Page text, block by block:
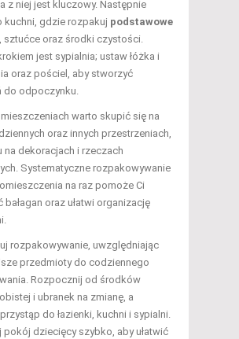
z niej jest kluczowy. Następnie
kuchni, gdzie rozpakuj podstawowe
, sztućce oraz środki czystości.
jest sypialnia; ustaw łóżka i
oraz pościel, aby stworzyć
do odpoczynku.
warto skupić się na
oraz innych przestrzeniach,
na dekoracjach i rzeczach
Systematyczne rozpakowywanie
na raz pomoże Ci
bałagan oraz ułatwi organizację
rozpakowywanie, uwzględniając
przedmioty do codziennego
Rozpocznij od środków
i ubranek na zmianę, a
do łazienki, kuchni i sypialni.
pokój dziecięcy szybko, aby ułatwić